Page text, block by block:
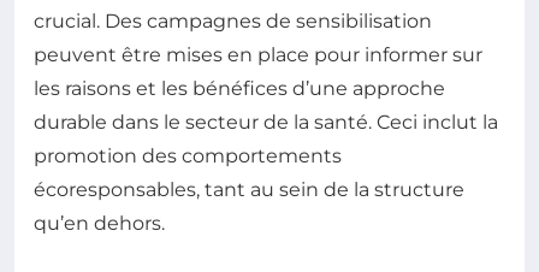
crucial. Des campagnes de sensibilisation
peuvent être mises en place pour informer sur
les raisons et les bénéfices d’une approche
durable dans le secteur de la santé. Ceci inclut la
promotion des comportements
écoresponsables, tant au sein de la structure
qu’en dehors.